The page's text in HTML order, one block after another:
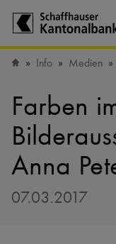
Info Medien
Farben
Anna
07.03.2017